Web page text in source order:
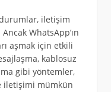
durumlar, iletişim
WhatsApp’ın
aşmak için etkili
kablosuz
gibi yöntemler,
iletişimi mümkün